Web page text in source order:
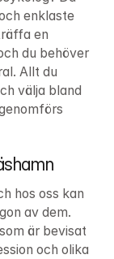
enklaste
en
du behöver
Allt du
välja bland
hos oss kan
av dem.
är bevisat
och olika